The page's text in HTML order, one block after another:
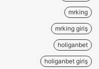
mrking
mrking giriş
holiganbet
holiganbet giriş